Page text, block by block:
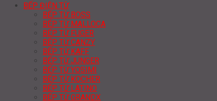
BẾP ĐIỆN TỪ
BẾP TỪ BOSS
BẾP TỪ MALLOCA
BẾP TỪ FUGER
BẾP TỪ CANZY
BẾP TỪ KAFF
BẾP TỪ JUNGER
BẾP TỪ YOSIMI
BẾP TỪ KOCHER
BẾP TỪ LATINO
BẾP TỪ GRANDX